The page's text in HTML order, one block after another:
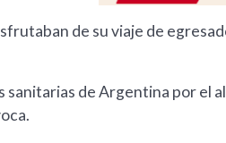
de su viaje de
de Argentina por el